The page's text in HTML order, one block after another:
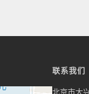
联系我们
北京市大